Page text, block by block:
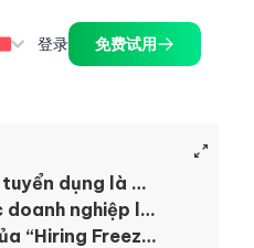
登录 免费试用
dụng là gì?
lại ngừng tuyển dụng?
Freeze” đến doanh nghiệp